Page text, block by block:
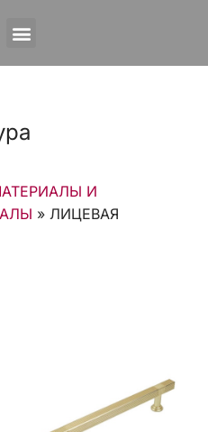
И
» ЛИЦЕВАЯ